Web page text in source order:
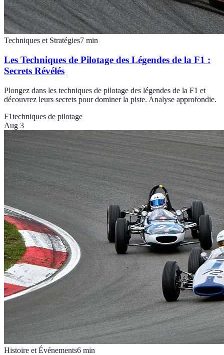
Techniques et Stratégies7 min
Les Techniques de Pilotage des Légendes de la F1 :
Secrets Révélés
Plongez dans les techniques de pilotage des légendes de la F1 et
découvrez leurs secrets pour dominer la piste. Analyse approfondie.
F1techniques de pilotage
Aug 3
Histoire et Événements6 min